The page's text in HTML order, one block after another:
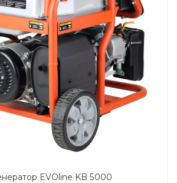
EVOline KB 5000